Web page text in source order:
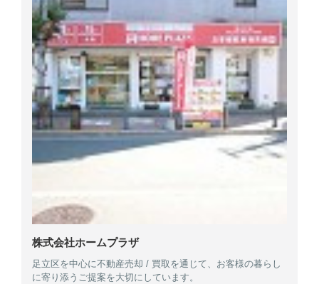
株式会社ホームプラザ
足立区を中心に不動産売却 / 買取を通じて、お客様の暮らし
に寄り添うご提案を大切にしています。